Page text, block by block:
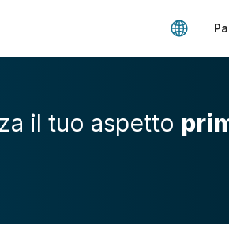
il tuo aspetto